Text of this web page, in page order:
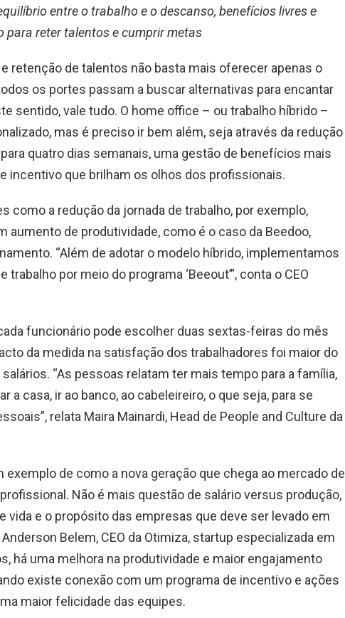
entre o trabalho e o descanso, benefícios livres e
para reter talentos e cumprir metas
retenção de talentos não basta mais oferecer apenas o
os portes passam a buscar alternativas para encantar
sentido, vale tudo. O home office – ou trabalho híbrido –
mas é preciso ir bem além, seja através da redução
quatro dias semanais, uma gestão de benefícios mais
incentivo que brilham os olhos dos profissionais.
como a redução da jornada de trabalho, por exemplo,
aumento de produtividade, como é o caso da Beedoo,
“Além de adotar o modelo híbrido, implementamos
trabalho por meio do programa ‘Beeout’”, conta o CEO
funcionário pode escolher duas sextas-feiras do mês
da medida na satisfação dos trabalhadores foi maior do
“As pessoas relatam ter mais tempo para a família,
a casa, ir ao banco, ao cabeleireiro, o que seja, para se
relata Maira Mainardi, Head de People and Culture da
exemplo de como a nova geração que chega ao mercado de
Não é mais questão de salário versus produção,
vida e o propósito das empresas que deve ser levado em
Belem, CEO da Otimiza, startup especializada em
há uma melhora na produtividade e maior engajamento
existe conexão com um programa de incentivo e ações
maior felicidade das equipes.